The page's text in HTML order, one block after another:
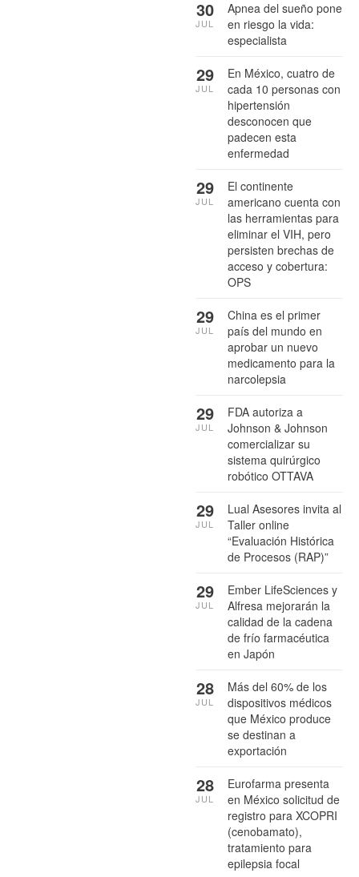
Apnea del sueño pone
en riesgo la vida:
especialista
30
JUL
En México, cuatro de
cada 10 personas con
hipertensión
desconocen que
padecen esta
enfermedad
29
JUL
El continente
americano cuenta con
las herramientas para
eliminar el VIH, pero
persisten brechas de
acceso y cobertura:
OPS
29
JUL
China es el primer
país del mundo en
aprobar un nuevo
medicamento para la
narcolepsia
29
JUL
FDA autoriza a
Johnson & Johnson
comercializar su
sistema quirúrgico
robótico OTTAVA
29
JUL
Lual Asesores invita al
Taller online
“Evaluación Histórica
de Procesos (RAP)”
29
JUL
Ember LifeSciences y
Alfresa mejorarán la
calidad de la cadena
de frío farmacéutica
en Japón
29
JUL
Más del 60% de los
dispositivos médicos
que México produce
se destinan a
exportación
28
JUL
Eurofarma presenta
en México solicitud de
registro para XCOPRI
(cenobamato),
tratamiento para
epilepsia focal
28
JUL